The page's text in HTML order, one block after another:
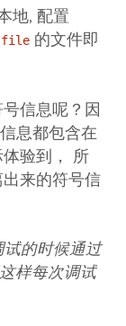
地, 配置
file 的文件即
信息呢？因
息都包含在
验到， 所
来的符号信
试的时候通过
样每次调试